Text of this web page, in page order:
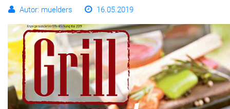
Autor: muelders 16.05.2019